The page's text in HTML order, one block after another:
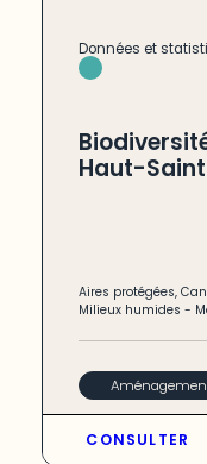
Données et
Haut-
Aires protégées,
Milieux humides -
CONSULTER